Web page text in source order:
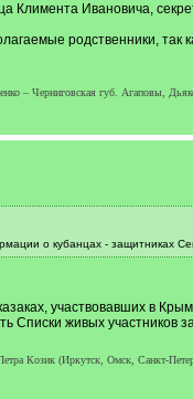
Климента Ивановича,
родственники, так
– Черниговская губ. Агаповы,
о кубанцах - защитниках
участвовавших в
Списки живых
Козик (Иркутск, Омск, Санкт-